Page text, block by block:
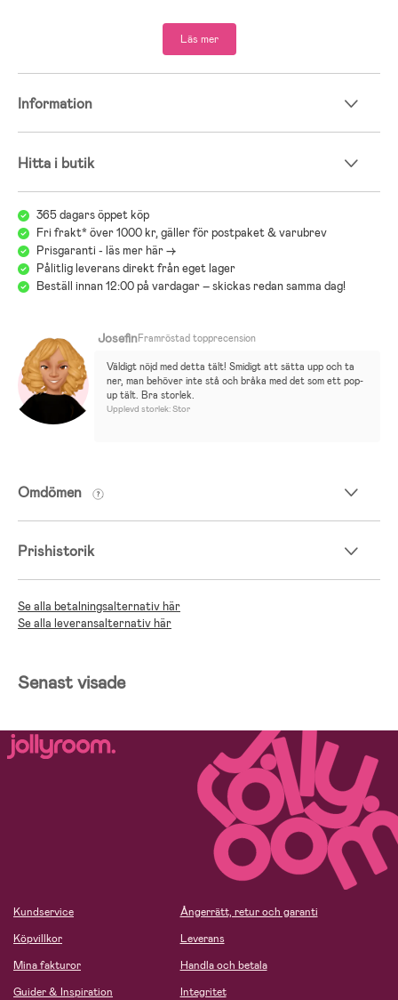
Läs mer
Information
Hitta i butik
365 dagars öppet köp
Fri frakt* över 1000 kr, gäller för postpaket & varubrev
Prisgaranti - läs mer här ->
Pålitlig leverans direkt från eget lager
Beställ innan 12:00 på vardagar – skickas redan samma dag!
JosefinFramröstad topprecension
Väldigt nöjd med detta tält! Smidigt att sätta upp och ta
ner, man behöver inte stå och bråka med det som ett pop-
up tält. Bra storlek.
Upplevd storlek: Stor
Omdömen
Prishistorik
Se alla betalningsalternativ här
Se alla leveransalternativ här
Senast visade
Kundservice
Köpvillkor
Mina fakturor
Guider & Inspiration
Ångerrätt, retur och garanti
Leverans
Handla och betala
Integritet